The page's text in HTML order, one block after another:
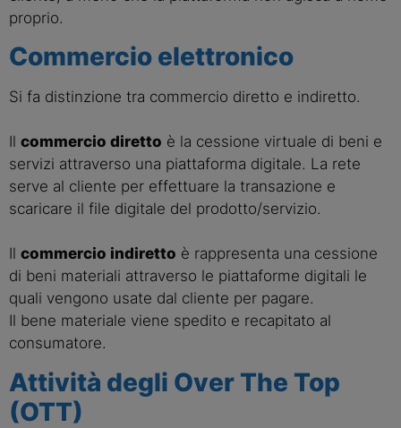
proprio.
Commercio elettronico
Si fa distinzione tra commercio diretto e indiretto.
Il commercio diretto è la cessione virtuale di beni e
servizi attraverso una piattaforma digitale. La rete
serve al cliente per effettuare la transazione e
scaricare il file digitale del prodotto/servizio.
Il commercio indiretto è rappresenta una cessione
di beni materiali attraverso le piattaforme digitali le
quali vengono usate dal cliente per pagare.
Il bene materiale viene spedito e recapitato al
consumatore.
Attività degli Over The Top
(OTT)